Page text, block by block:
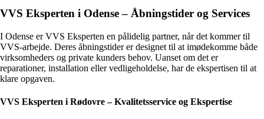
VVS Eksperten i Odense – Åbningstider og Services
I Odense er VVS Eksperten en pålidelig partner, når det kommer til
VVS-arbejde. Deres åbningstider er designet til at imødekomme både
virksomheders og private kunders behov. Uanset om det er
reparationer, installation eller vedligeholdelse, har de ekspertisen til at
klare opgaven.
VVS Eksperten i Rødovre – Kvalitetsservice og Ekspertise